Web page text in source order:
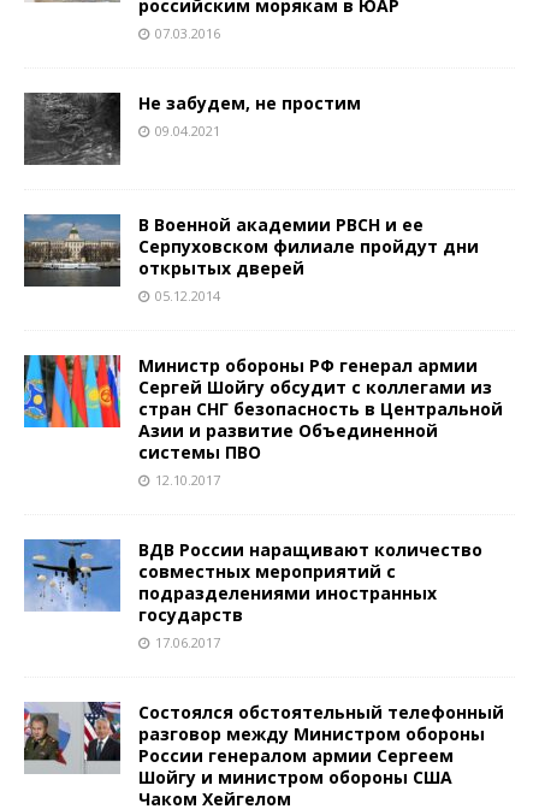
российским морякам в ЮАР
07.03.2016
Не забудем, не простим
09.04.2021
В Военной академии РВСН и ее
Серпуховском филиале пройдут дни
открытых дверей
05.12.2014
Министр обороны РФ генерал армии
Сергей Шойгу обсудит с коллегами из
стран СНГ безопасность в Центральной
Азии и развитие Объединенной
системы ПВО
12.10.2017
ВДВ России наращивают количество
совместных мероприятий с
подразделениями иностранных
государств
17.06.2017
Состоялся обстоятельный телефонный
разговор между Министром обороны
России генералом армии Сергеем
Шойгу и министром обороны США
Чаком Хейгелом